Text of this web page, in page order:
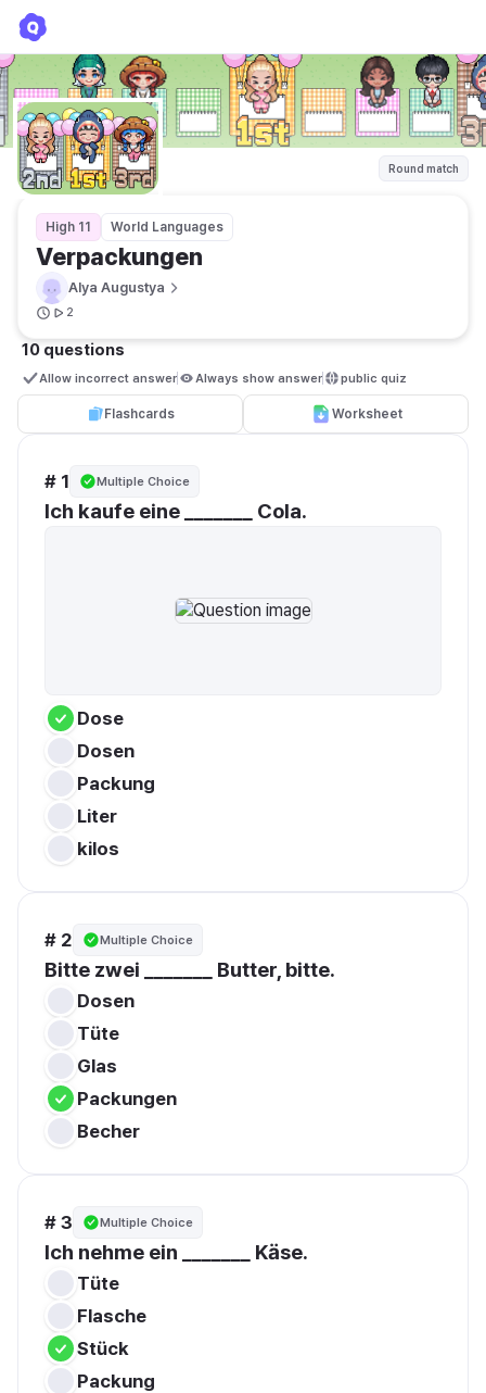
Round match
High 11 World Languages
Verpackungen
Alya Augustya
2
10 questions
Allow incorrect answer Always show answer public quiz
Flashcards Worksheet
# 1 Multiple Choice
Ich kaufe eine _______ Cola.
Dose
Dosen
Packung
Liter
kilos
# 2 Multiple Choice
Bitte zwei _______ Butter, bitte.
Dosen
Tüte
Glas
Packungen
Becher
# 3 Multiple Choice
Ich nehme ein _______ Käse.
Tüte
Flasche
Stück
Packung